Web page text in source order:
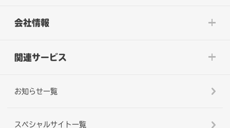
会社情報
関連サービス
お知らせ一覧
スペシャルサイト一覧